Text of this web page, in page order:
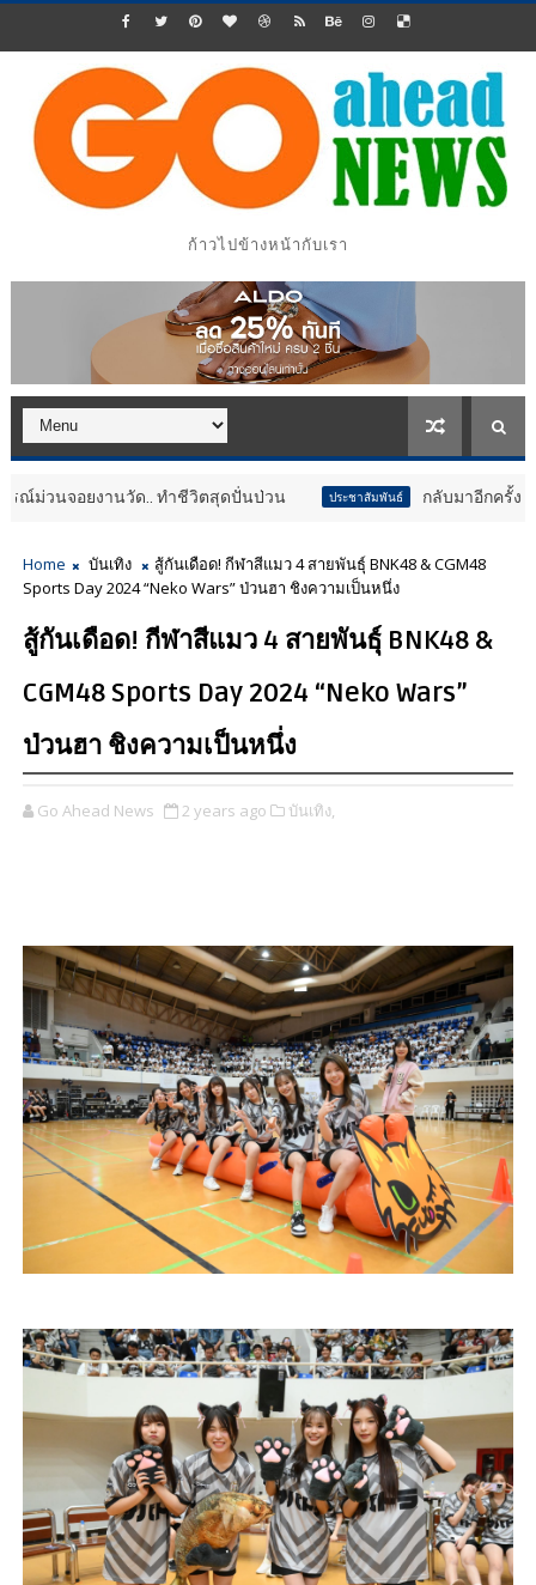
ก้าวไปข้างหน้ากับเรา
ชีวิตสุดปั่นป่วน ประชาสัมพันธ์ กลับมาอีกครั้ง!! ทัพไดโนเสาร์ขนาดยักษ์
Home บันเทิง
สู้กันเดือด! กีฬาสีแมว 4 สายพันธุ์ BNK48 & CGM48
Sports Day 2024 “Neko Wars” ป่วนฮา ชิงความเป็นหนึ่ง
สู้กันเดือด! กีฬาสีแมว 4 สายพันธุ์ BNK48 &
CGM48 Sports Day 2024 “Neko Wars”
ป่วนฮา ชิงความเป็นหนึ่ง
Go Ahead News 2 years ago บันเทิง,